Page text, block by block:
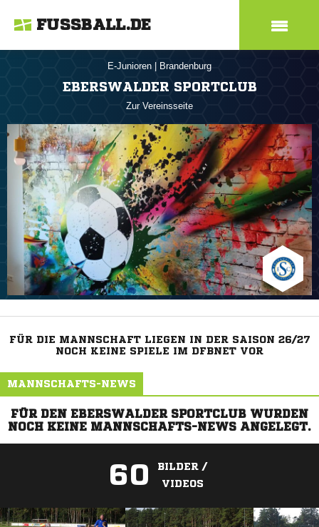
FUSSBALL.DE
E-Junioren Brandenburg
EBERSWALDER SPORTCLUB
Zur Vereinsseite
FÜR DIE MANNSCHAFT LIEGEN IN DER SAISON 26/27
NOCH KEINE SPIELE IM DFBNET VOR
MANNSCHAFTS-NEWS
FÜR DEN EBERSWALDER SPORTCLUB WURDEN
NOCH KEINE MANNSCHAFTS-NEWS ANGELEGT.
60
BILDER /
VIDEOS